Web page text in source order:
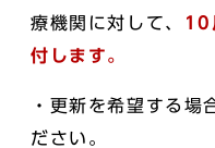
療機関に対して、
10
付します。
・更新を希望する場
ださい。